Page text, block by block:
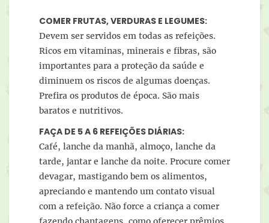
COMER FRUTAS, VERDURAS E LEGUMES:
Devem ser servidos em todas as refeições.
Ricos em vitaminas, minerais e fibras, são
importantes para a proteção da saúde e
diminuem os riscos de algumas doenças.
Prefira os produtos de época. São mais
baratos e nutritivos.
FAÇA DE 5 A 6 REFEIÇÕES DIÁRIAS:
Café, lanche da manhã, almoço, lanche da
tarde, jantar e lanche da noite. Procure comer
devagar, mastigando bem os alimentos,
apreciando e mantendo um contato visual
com a refeição. Não force a criança a comer